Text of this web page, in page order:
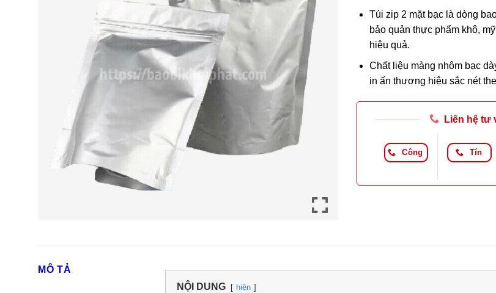
Túi zip 2 mặt bạc là dòng
bảo quản thực phẩm khô,
hiệu quả.
Chất liệu màng nhôm bạc
in ấn thương hiệu sắc nét
Liên hệ tư
Công Tín
MÔ TẢ
NỘI DUNG
hiện